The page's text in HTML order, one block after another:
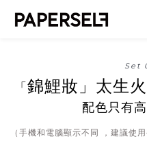
Set
「 錦鯉妝」太生
配色只有
（手機和電腦顯示不同 ，建議使用